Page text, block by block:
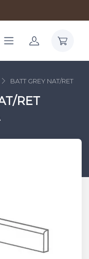
BATT GREY NAT/RET
RET